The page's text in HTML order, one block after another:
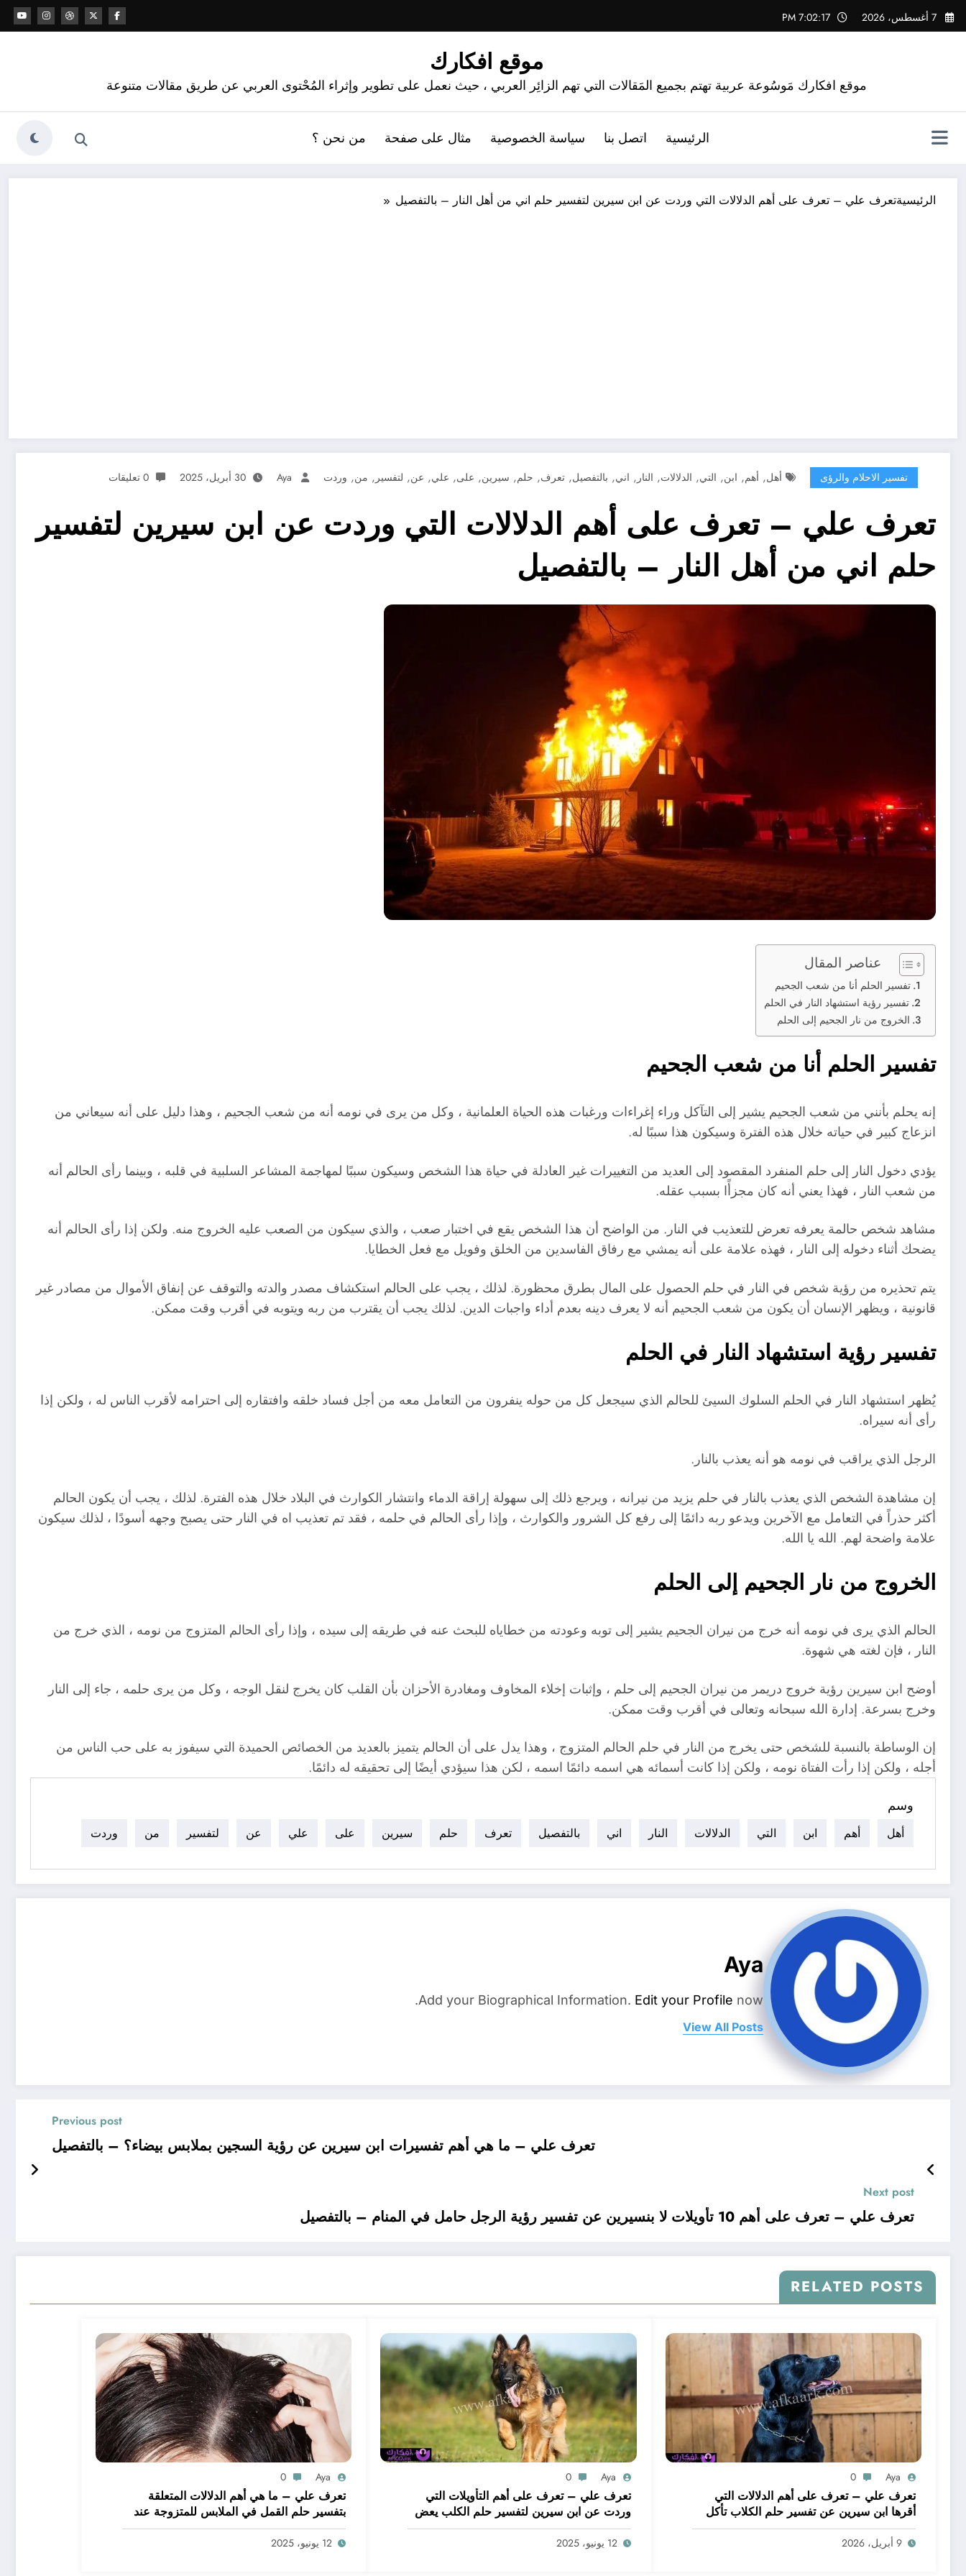
التجاوز
إلى
7 أغسطس، 2026 7:02:18 PM
موقع افكارك
موقع افكارك مَوسُوعة عربية تهتم بجميع المَقالات التي تهم الزائِر العربي ، حيث نعمل على تطوير وإثراء المُحْتوى العربي عن طريق مقالات متنوعة
الرئيسية اتصل بنا سياسة الخصوصية مثال على صفحة من نحن ؟
الرئيسيةتعرف علي – تعرف على أهم الدلالات التي وردت عن ابن سيرين لتفسير حلم اني من أهل النار – بالتفصيل
تفسير الاحلام والرؤى أهل, أهم, ابن, التي, الدلالات, النار , اني, بالتفصيل, تعرف, حلم, سيرين, على, علي, عن, لتفسير , من, وردت Aya 30 أبريل، 2025 0 تعليقات
تعرف علي – تعرف على أهم الدلالات التي وردت عن ابن سيرين لتفسير
حلم اني من أهل النار – بالتفصيل
عناصر المقال
تفسير الحلم أنا من شعب الجحيم
تفسير رؤية استشهاد النار في الحلم
الخروج من نار الجحيم إلى الحلم
تفسير الحلم أنا من شعب الجحيم
إنه يحلم بأنني من شعب الجحيم يشير إلى التآكل وراء إغراءات ورغبات هذه الحياة العلمانية ، وكل من يرى في نومه أنه من شعب الجحيم ، وهذا دليل على أنه سيعاني من
انزعاج كبير في حياته خلال هذه الفترة وسيكون هذا سببًا له.
يؤدي دخول النار إلى حلم المنفرد المقصود إلى العديد من التغييرات غير العادلة في حياة هذا الشخص وسيكون سببًا لمهاجمة المشاعر السلبية في قلبه ، وبينما رأى الحالم أنه
من شعب النار ، فهذا يعني أنه كان مجزأًا بسبب عقله.
مشاهد شخص حالمة يعرفه تعرض للتعذيب في النار. من الواضح أن هذا الشخص يقع في اختبار صعب ، والذي سيكون من الصعب عليه الخروج منه. ولكن إذا رأى الحالم أنه
يضحك أثناء دخوله إلى النار ، فهذه علامة على أنه يمشي مع رفاق الفاسدين من الخلق وفويل مع فعل الخطايا.
يتم تحذيره من رؤية شخص في النار في حلم الحصول على المال بطرق محظورة. لذلك ، يجب على الحالم استكشاف مصدر والدته والتوقف عن إنفاق الأموال من مصادر غير
قانونية ، ويظهر الإنسان أن يكون من شعب الجحيم أنه لا يعرف دينه بعدم أداء واجبات الدين. لذلك يجب أن يقترب من ربه ويتوبه في أقرب وقت ممكن.
تفسير رؤية استشهاد النار في الحلم
يُظهر استشهاد النار في الحلم السلوك السيئ للحالم الذي سيجعل كل من حوله ينفرون من التعامل معه من أجل فساد خلقه وافتقاره إلى احترامه لأقرب الناس له ، ولكن إذا
رأى أنه سيراه.
الرجل الذي يراقب في نومه هو أنه يعذب بالنار.
إن مشاهدة الشخص الذي يعذب بالنار في حلم يزيد من نيرانه ، ويرجع ذلك إلى سهولة إراقة الدماء وانتشار الكوارث في البلاد خلال هذه الفترة. لذلك ، يجب أن يكون الحالم
أكثر حذراً في التعامل مع الآخرين ويدعو ربه دائمًا إلى رفع كل الشرور والكوارث ، وإذا رأى الحالم في حلمه ، فقد تم تعذيب اه في النار حتى يصبح وجهه أسودًا ، لذلك سيكون
علامة واضحة لهم. الله يا الله.
الخروج من نار الجحيم إلى الحلم
الحالم الذي يرى في نومه أنه خرج من نيران الجحيم يشير إلى توبه وعودته من خطاياه للبحث عنه في طريقه إلى سيده ، وإذا رأى الحالم المتزوج من نومه ، الذي خرج من
النار ، فإن لغته هي شهوة.
أوضح ابن سيرين رؤية خروج دريمر من نيران الجحيم إلى حلم ، وإثبات إخلاء المخاوف ومغادرة الأحزان بأن القلب كان يخرج لنقل الوجه ، وكل من يرى حلمه ، جاء إلى النار
وخرج بسرعة. إدارة الله سبحانه وتعالى في أقرب وقت ممكن.
إن الوساطة بالنسبة للشخص حتى يخرج من النار في حلم الحالم المتزوج ، وهذا يدل على أن الحالم يتميز بالعديد من الخصائص الحميدة التي سيفوز به على حب الناس من
أجله ، ولكن إذا رأت الفتاة نومه ، ولكن إذا كانت أسمائه هي اسمه دائمًا اسمه ، لكن هذا سيؤدي أيضًا إلى تحقيقه له دائمًا.
وسم
أهل أهم ابن التي الدلالات النار اني بالتفصيل تعرف حلم سيرين على علي عن لتفسير من وردت
Aya
Add your Biographical Information. Edit your Profile now.
View All Posts
Previous post
تعرف علي – ما هي أهم تفسيرات ابن سيرين عن رؤية السجين بملابس بيضاء؟ – بالتفصيل
Next post
تعرف علي – تعرف على أهم 10 تأويلات لا بنسيرين عن تفسير رؤية الرجل حامل في المنام – بالتفصيل
RELATED POSTS
Aya
0
تعرف علي – تعرف على أهم الدلالات التي
أقرها ابن سيرين عن تفسير حلم الكلاب تأكل
لحم – بالتفصيل
9 أبريل، 2026
Aya
0
تعرف علي – تعرف على أهم التأويلات التي
وردت عن ابن سيرين لتفسير حلم الكلب يعض
يدي – بالتفصيل
12 يونيو، 2025
Aya
0
تعرف علي – ما هي أهم الدلالات المتعلقة
بتفسير حلم القمل في الملابس للمتزوجة عند
ابن سيرين؟ – بالتفصيل
12 يونيو، 2025